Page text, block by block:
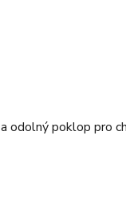
poklop pro